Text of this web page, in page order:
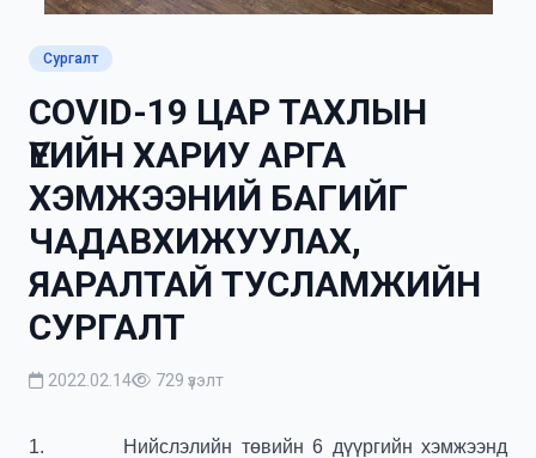
Сургалт
COVID-19 ЦАР ТАХЛЫН
ҮЕИЙН ХАРИУ АРГА
ХЭМЖЭЭНИЙ БАГИЙГ
ЧАДАВХИЖУУЛАХ,
ЯАРАЛТАЙ ТУСЛАМЖИЙН
СУРГАЛТ
2022.02.14 729 үзэлт
1.
Нийслэлийн төвийн 6 дүүргийн хэмжээнд